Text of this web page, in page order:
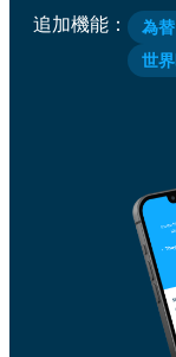
追加機能 ： 為
世